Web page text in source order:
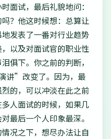
面试，最后礼貌地问：
？他这时候想：总算让
发表了一番对行业趋势
以及对面试官的职业性
俱下。你之前的判断，
讲”改变了。因为，最
的，可以冲淡在此之前
人面试的时候，如果几
最后一个人印象最深。
况之下，想尽办法让自